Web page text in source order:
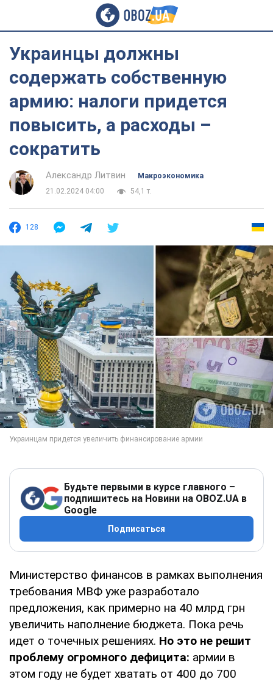
Украинцы должны
содержать собственную
армию: налоги придется
повысить, а расходы –
сократить
Александр Литвин
Mакроэкономика
21.02.2024 04:00
54,1 т.
128
Будьте первыми в курсе главного –
подпишитесь на Новини на OBOZ.UA в
Google
Подписаться
Министерство финансов в рамках выполнения
требования МВФ уже разработало
предложения, как примерно на 40 млрд грн
увеличить наполнение бюджета. Пока речь
идет о точечных решениях. Но это не решит
проблему огромного дефицита: армии в
этом году не будет хватать от 400 до 700